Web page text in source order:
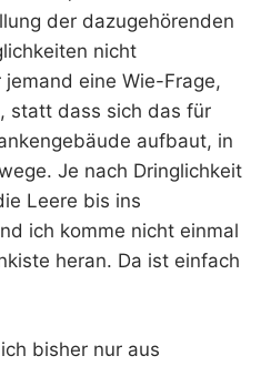
der dazugehörenden
nicht
eine Wie-Frage,
statt dass sich das für
aufbaut, in
Je nach Dringlichkeit
Leere bis ins
ich komme nicht einmal
heran. Da ist einfach
bisher nur aus